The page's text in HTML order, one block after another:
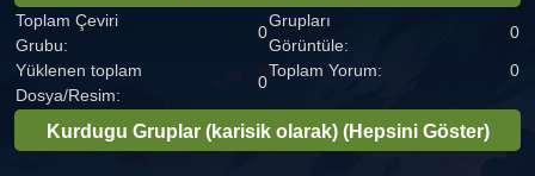
Toplam Çeviri
Grubu:
0
Yüklenen toplam
Dosya/Resim:
0
Grupları
Görüntüle:
0
Toplam Yorum:
0
Kurdugu Gruplar (karisik olarak) (Hepsini Göster)